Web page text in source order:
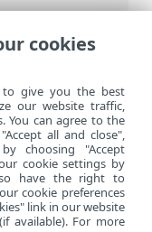
cookies
to give you the best
our website traffic,
You can agree to the
all and close",
choosing "Accept
cookie settings by
have the right to
cookie preferences
link in our website
available). For more